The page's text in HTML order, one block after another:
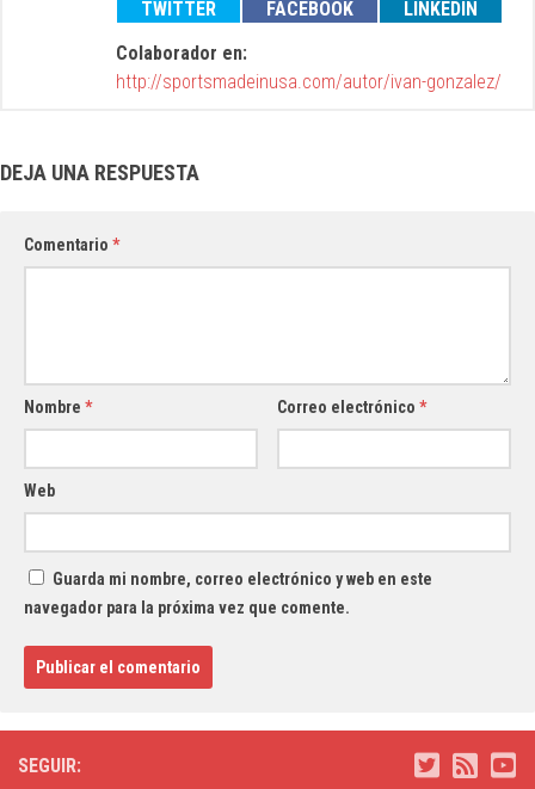
TWITTER FACEBOOK
LINKEDIN
Colaborador en:
http://sportsmadeinusa.com/autor/ivan-gonzalez/
DEJA UNA RESPUESTA
Comentario *
Nombre * Correo electrónico*
Web
Guarda mi nombre, correo electrónico y web en este
navegador para la próxima vez que comente.
SEGUIR: